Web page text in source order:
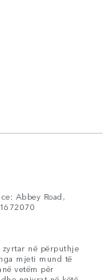
Abbey Road,
në përputhje
mjeti mund të
vetëm për